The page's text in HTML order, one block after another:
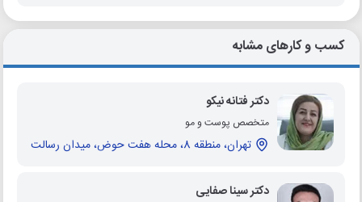
کسب و کارهای مشابه
دکتر فتانه نیکو
متخصص پوست و مو
تهران، منطقه 8، محله هفت حوض، میدان رسالت
دکتر سینا صفایی